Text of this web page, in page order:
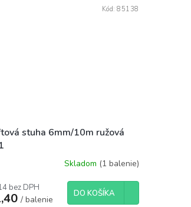
stuha 6mm/10m ružová
Skladom (1 balenie)
bez DPH
/ balenie
DO KOŠÍKA
Kód:85138